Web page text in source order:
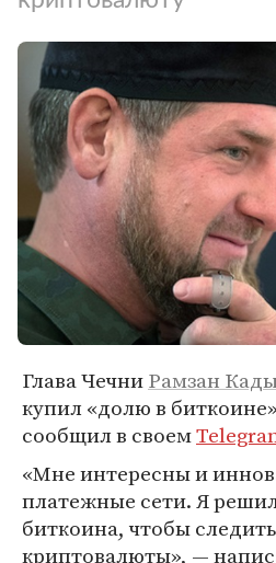
Глава ЧечниРамзан
купил «долю в
сообщил в своем
«Мне интересны и
платежные сети. Я
биткоина, чтобы
криптовалюты», —